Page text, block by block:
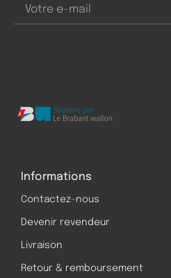
Informations
Contactez-nous
Devenir revendeur
Livraison
Retour & remboursement